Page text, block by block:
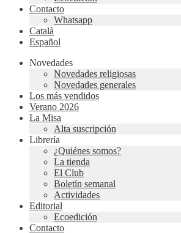
Contacto
Whatsapp
Català
Español
Novedades
Novedades religiosas
Novedades generales
Los más vendidos
Verano 2026
La Misa
Alta suscripción
Librería
¿Quiénes somos?
La tienda
El Club
Boletín semanal
Actividades
Editorial
Ecoedición
Contacto